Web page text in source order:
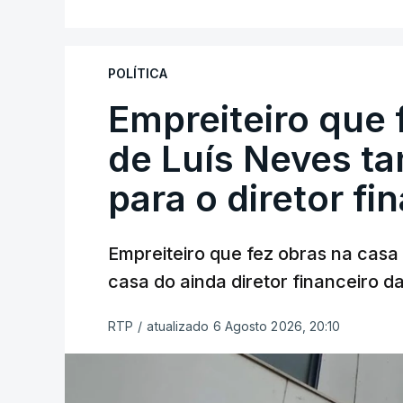
POLÍTICA
Empreiteiro que
de Luís Neves
para o diretor
Empreiteiro que fez obras na
casa do ainda diretor financeiro
RTP / atualizado 6 Agosto 2026, 20:10